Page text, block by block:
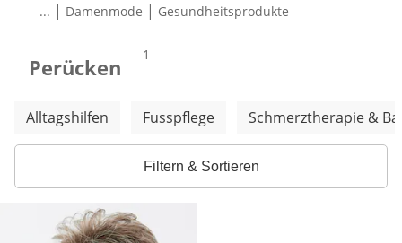
... | Damenmode | Gesundheitsprodukte
Perücken Produkte
1
Weitere Kategorien überspringen
Alltagshilfen Fusspflege Schmerztherapie &
Filtern & Sortieren